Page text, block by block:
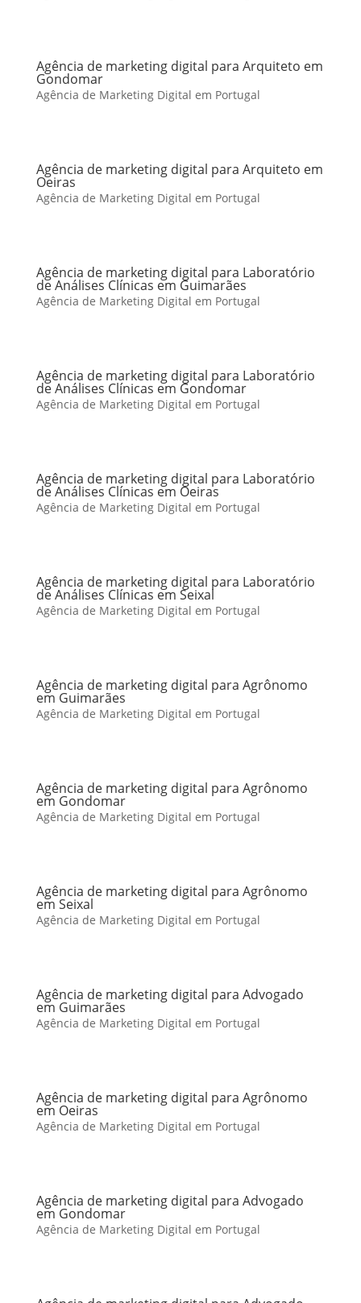
Agência de marketing digital para Arquiteto em
Gondomar
Agência de Marketing Digital em Portugal
Agência de marketing digital para Arquiteto em
Oeiras
Agência de Marketing Digital em Portugal
Agência de marketing digital para Laboratório
de Análises Clínicas em Guimarães
Agência de Marketing Digital em Portugal
Agência de marketing digital para Laboratório
de Análises Clínicas em Gondomar
Agência de Marketing Digital em Portugal
Agência de marketing digital para Laboratório
de Análises Clínicas em Oeiras
Agência de Marketing Digital em Portugal
Agência de marketing digital para Laboratório
de Análises Clínicas em Seixal
Agência de Marketing Digital em Portugal
Agência de marketing digital para Agrônomo
em Guimarães
Agência de Marketing Digital em Portugal
Agência de marketing digital para Agrônomo
em Gondomar
Agência de Marketing Digital em Portugal
Agência de marketing digital para Agrônomo
em Seixal
Agência de Marketing Digital em Portugal
Agência de marketing digital para Advogado
em Guimarães
Agência de Marketing Digital em Portugal
Agência de marketing digital para Agrônomo
em Oeiras
Agência de Marketing Digital em Portugal
Agência de marketing digital para Advogado
em Gondomar
Agência de Marketing Digital em Portugal